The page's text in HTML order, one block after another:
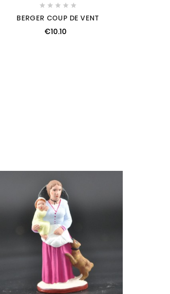
    
BERGER COUP DE VENT
€10.10